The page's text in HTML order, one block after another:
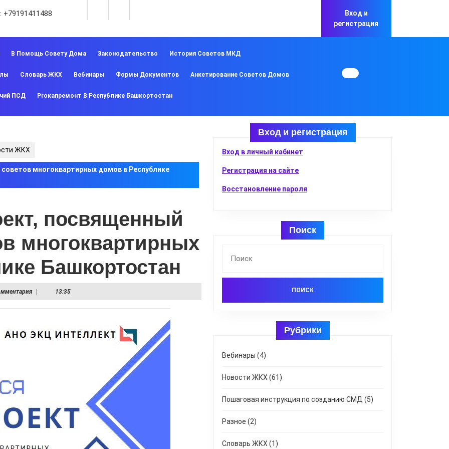
+79191411488
Вход и
регистрация
В Помощь Совету Дома Законодательство История Советов МКД
Словарь ЖКХ Вебинары Формы Документов Анкетирование Советов Домов
ПСД Proкапремонт В Республике Башкортостан
ЖКХ
многоквартирных домов в Республике
посвященный
многоквартирных
Башкортостан
13:35
Вход и регистрация
Вход в личный кабинет
Регистрация на сайте
Восстановление пароля
Поиск
Рубрики
Вебинары (4)
Новости ЖКХ (61)
Пошаговая инструкция по созданию СМД (5)
Разное (2)
Словарь ЖКХ (1)